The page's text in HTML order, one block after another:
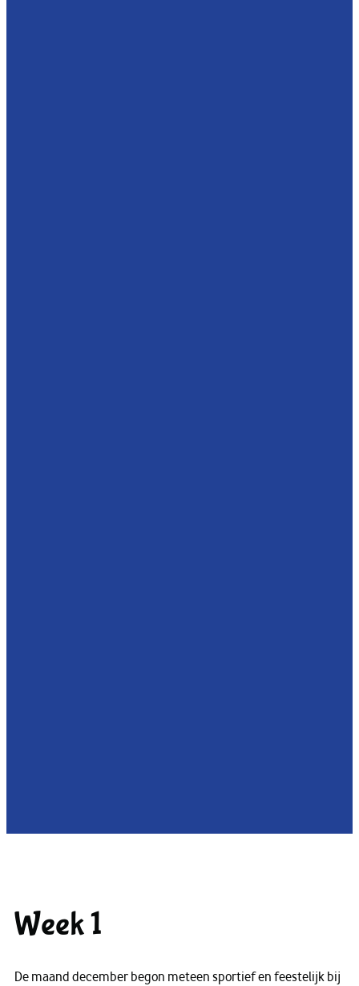
Week 1
De maand december begon meteen sportief en feestelijk bij